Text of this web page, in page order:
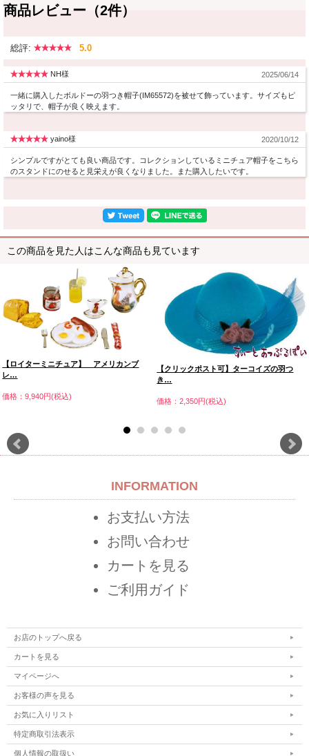
商品レビュー（2件）
総評: 5.0
NH様 2025/06/14
一緒に購入したボルドーの羽つき帽子(IM65572)を被せて飾っています。サイズもピ
ッタリで、帽子が良く映えます。
yaino様 2020/10/12
シンプルですがとても良い商品です。コレクションしているミニチュア帽子をこちら
のスタンドにのせると見栄えが良くなりました。また購入したいです。
この商品を見た人はこんな商品も見ています
【ロイターミニチュア】 アメリカンブ
レ…
価格：9,940円(税込)
【クリックポスト可】ターコイズの羽つ
き…
価格：2,350円(税込)
INFORMATION
お支払い方法
お問い合わせ
カートを見る
ご利用ガイド
お店のトップへ戻る
カートを見る
マイページへ
お客様の声を見る
お気に入りリスト
特定商取引法表示
個人情報の取扱い